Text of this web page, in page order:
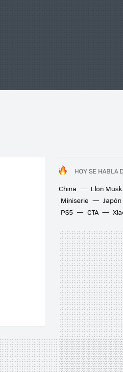
HOY SE HABLA
China
Elon Musk
Miniserie
Japón
PS5
GTA